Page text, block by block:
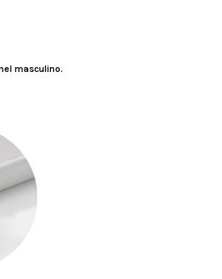
masculino.